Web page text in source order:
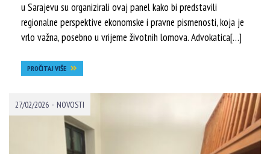
u Sarajevu su organizirali ovaj panel kako bi predstavili
regionalne perspektive ekonomske i pravne pismenosti, koja je
vrlo važna, posebno u vrijeme životnih lomova. Advokatica[…]
PROČITAJ VIŠE
27/02/2026 - NOVOSTI